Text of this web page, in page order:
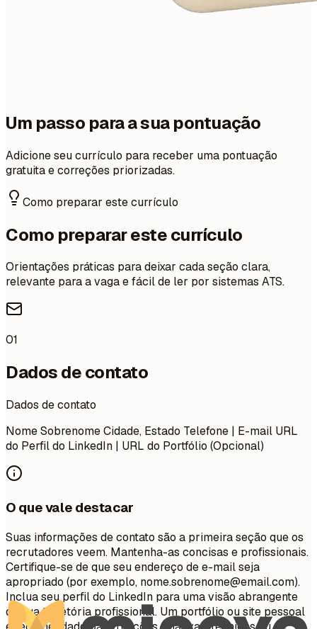
Um passo para a sua pontuação
Adicione seu currículo para receber uma pontuação
gratuita e correções priorizadas.
Como preparar este currículo
Como preparar este currículo
Orientações práticas para deixar cada seção clara,
relevante para a vaga e fácil de ler por sistemas ATS.
01
Dados de contato
Dados de contato
Nome Sobrenome Cidade, Estado Telefone | E-mail URL
do Perfil do LinkedIn | URL do Portfólio (Opcional)
O que vale destacar
Suas informações de contato são a primeira seção que os
recrutadores veem. Mantenha-as concisas e profissionais.
Certifique-se de que seu endereço de e-mail seja
apropriado (por exemplo, nome.sobrenome@email.com).
Inclua seu perfil do LinkedIn para uma visão abrangente
de sua trajetória profissional. Um portfólio ou site pessoal